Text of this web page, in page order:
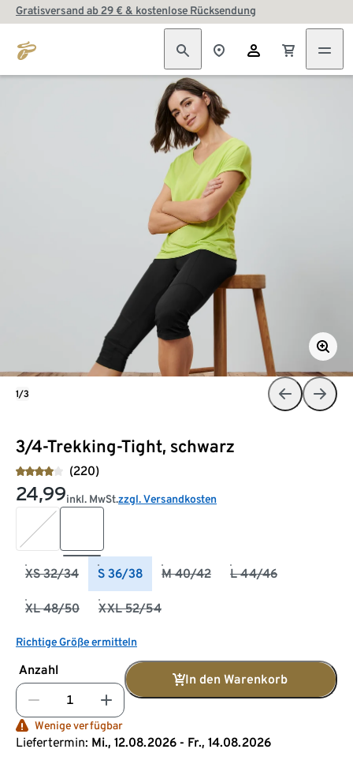
Gratisversand ab 29 € & kostenlose Rücksendung
3/4-Trekking-Tight, schwarz
(220)
24,99inkl. MwSt.zzgl. Versandkosten
XS 32/34 S 36/38 M 40/42 L 44/46
XL 48/50 XXL 52/54
Richtige Größe ermitteln
Anzahl
In den Warenkorb
Wenige verfügbar
Liefertermin: Mi., 12.08.2026 - Fr., 14.08.2026
1/3